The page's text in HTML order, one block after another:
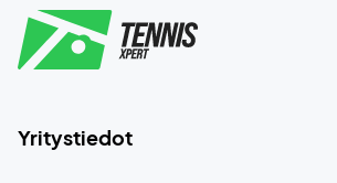
Yritystiedot